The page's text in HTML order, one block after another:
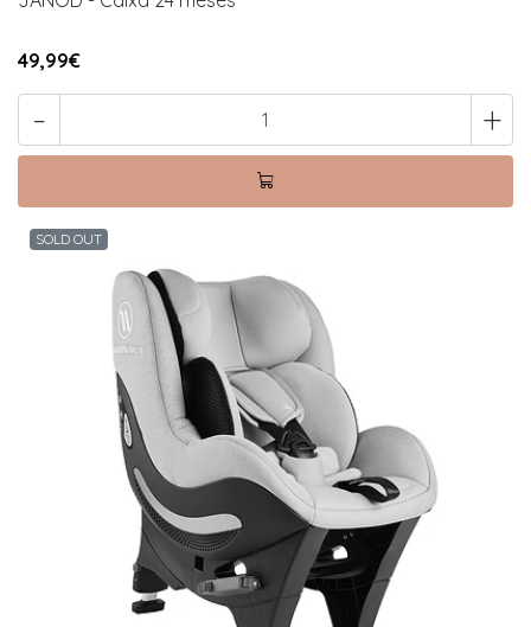
49,99€
- +
SOLD OUT